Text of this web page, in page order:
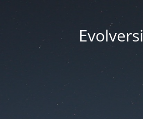
Evolversi